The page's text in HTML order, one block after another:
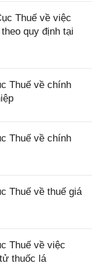
Thuế về việc
quy định tại
Thuế về chính
Thuế về chính
Thuế về thuế giá
Thuế về việc
thuốc lá